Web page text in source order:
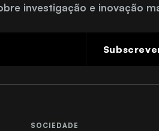
investigação e inovação
SOCIEDADE